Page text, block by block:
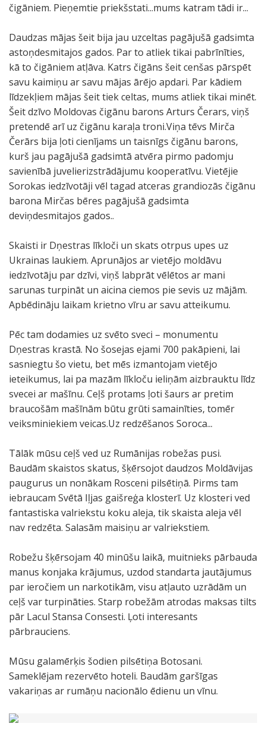
čigāniem. Pieņemtie priekšstati...mums katram tādi ir...
Daudzas mājas šeit bija jau uzceltas pagājušā gadsimta
astoņdesmitajos gados. Par to atliek tikai pabrīnīties,
kā to čigāniem atļāva. Katrs čigāns šeit cenšas pārspēt
savu kaimiņu ar savu mājas ārējo apdari. Par kādiem
līdzekļiem mājas šeit tiek celtas, mums atliek tikai minēt.
Šeit dzīvo Moldovas čigānu barons Arturs Čerars, viņš
pretendē arī uz čigānu karaļa troni.Viņa tēvs Mirča
Čerārs bija ļoti cienījams un taisnīgs čigānu barons,
kurš jau pagājušā gadsimtā atvēra pirmo padomju
savienībā juvelierizstrādājumu kooperatīvu. Vietējie
Sorokas iedzīvotāji vēl tagad atceras grandiozās čigānu
barona Mirčas bēres pagājušā gadsimta
deviņdesmitajos gados..
Skaisti ir Dņestras līkloči un skats otrpus upes uz
Ukrainas laukiem. Aprunājos ar vietējo moldāvu
iedzīvotāju par dzīvi, viņš labprāt vēlētos ar mani
sarunas turpināt un aicina ciemos pie sevis uz mājām.
Apbēdināju laikam krietno vīru ar savu atteikumu.
Pēc tam dodamies uz svēto sveci – monumentu
Dņestras krastā. No šosejas ejami 700 pakāpieni, lai
sasniegtu šo vietu, bet mēs izmantojam vietējo
ieteikumus, lai pa mazām līkloču ieliņām aizbrauktu līdz
svecei ar mašīnu. Ceļš protams ļoti šaurs ar pretim
braucošām mašīnām būtu grūti samainīties, tomēr
veiksminiekiem veicas.Uz redzēšanos Soroca...
Tālāk mūsu ceļš ved uz Rumānijas robežas pusi.
Baudām skaistos skatus, šķērsojot daudzos Moldāvijas
paugurus un nonākam Rosceni pilsētiņā. Pirms tam
iebraucam Svētā Iļjas gaišreģa klosterī. Uz klosteri ved
fantastiska valriekstu koku aleja, tik skaista aleja vēl
nav redzēta. Salasām maisiņu ar valriekstiem.
Robežu šķērsojam 40 minūšu laikā, muitnieks pārbauda
manus konjaka krājumus, uzdod standarta jautājumus
par ieročiem un narkotikām, visu atļauto uzrādām un
ceļš var turpināties. Starp robežām atrodas maksas tilts
pār Lacul Stansa Consesti. Ļoti interesants
pārbrauciens.
Mūsu galamērķis šodien pilsētiņa Botosani.
Sameklējam rezervēto hoteli. Baudām garšīgas
vakariņas ar rumāņu nacionālo ēdienu un vīnu.